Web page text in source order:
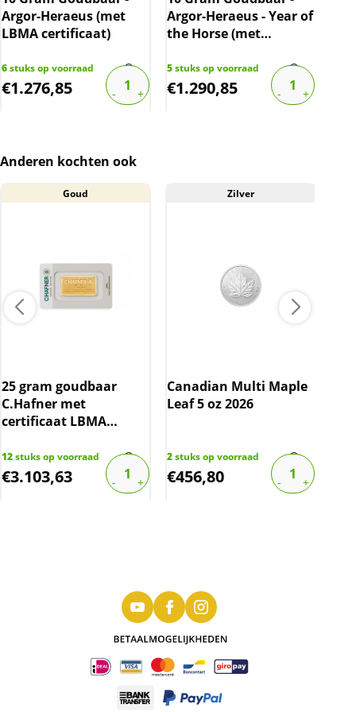
Argor-Heraeus (met
LBMA certificaat)
6stuks op voorraad
€1.276,85
Argor-Heraeus - Year of
the Horse (met
5stuks op voorraad
€1.290,85
Anderen kochten ook
Goud
25 gram goudbaar
C.Hafner met
certificaat LBMA
12stuks op voorraad
€3.103,63
Zilver
Canadian Multi Maple
Leaf 5 oz 2026
2stuks op voorraad
€456,80